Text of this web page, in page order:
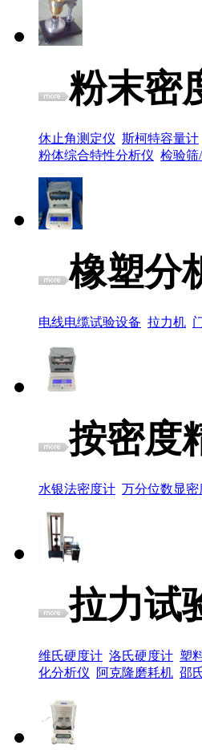
粉末密
休止角测定仪 斯柯特容量计
粉体综合特性分析仪 检验筛
橡塑分
电线电缆试验设备 拉力机
按密度
水银法密度计 万分位数显密
拉力试
维氏硬度计 洛氏硬度计 塑
化分析仪
阿克隆磨耗机 邵